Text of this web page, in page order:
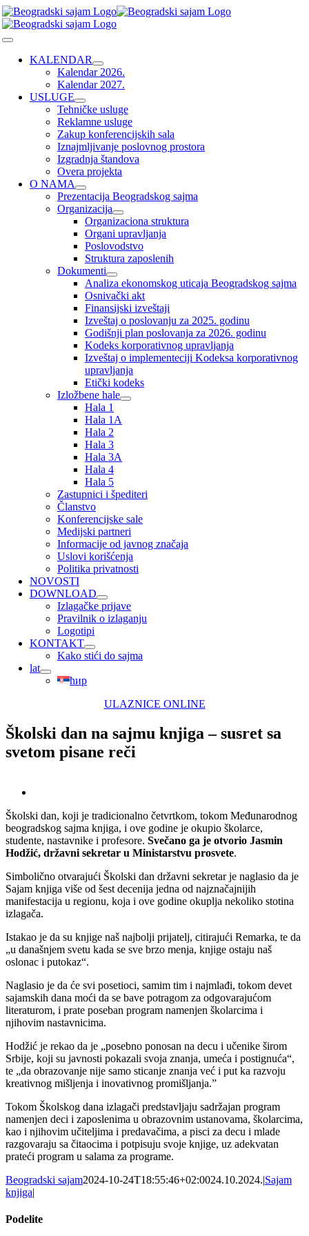
Skip
to
content
Toggle
NavigationKALENDAR
Kalendar 2026.
Kalendar 2027.
USLUGE
Tehničke usluge
Reklamne usluge
Zakup konferencijskih sala
Iznajmljivanje poslovnog prostora
Izgradnja štandova
Overa projekta
O NAMA
Prezentacija Beogradskog sajma
Organizacija
Organizaciona struktura
Organi upravljanja
Poslovodstvo
Struktura zaposlenih
Dokumenti
Analiza ekonomskog uticaja Beogradskog sajma
Osnivački akt
Finansijski izveštaji
Izveštaj o poslovanju za 2025. godinu
Godišnji plan poslovanja za 2026. godinu
Kodeks korporativnog upravljanja
Izveštaj o implementeciji Kodeksa korporativnog
upravljanja
Etički kodeks
Izložbene hale
Hala 1
Hala 1A
Hala 2
Hala 3
Hala 3A
Hala 4
Hala 5
Zastupnici i špediteri
Članstvo
Konferencijske sale
Medijski partneri
Informacije od javnog značaja
Uslovi korišćenja
Politika privatnosti
NOVOSTI
DOWNLOAD
Izlagačke prijave
Pravilnik o izlaganju
Logotipi
KONTAKT
Kako stići do sajma
lat
ћир
ULAZNICE ONLINE
Školski dan na sajmu knjiga – susret sa
svetom pisane reči
Image
Školski dan, koji je tradicionalno četvrtkom, tokom Međunarodnog
beogradskog sajma knjiga, i ove godine je okupio školarce,
studente, nastavnike i profesore. Svečano ga je otvorio Jasmin
Hodžić, državni sekretar u Ministarstvu prosvete.
Simbolično otvarajući Školski dan državni sekretar je naglasio da je
Sajam knjiga više od šest decenija jedna od najznačajnijih
manifestacija u regionu, koja i ove godine okuplja nekoliko stotina
izlagača.
Istakao je da su knjige naš najbolji prijatelj, citirajući Remarka, te da
„u današnjem svetu kada se sve brzo menja, knjige ostaju naš
oslonac i putokaz“.
Naglasio je da će svi posetioci, samim tim i najmlađi, tokom devet
sajamskih dana moći da se bave potragom za odgovarajućom
literaturom, i prate poseban program namenjen školarcima i
njihovim nastavnicima.
Hodžić je rekao da je „posebno ponosan na decu i učenike širom
Srbije, koji su javnosti pokazali svoja znanja, umeća i postignuća“,
te „da obrazovanje nije samo sticanje znanja već i put ka razvoju
kreativnog mišljenja i inovativnog promišljanja.”
Tokom Školskog dana izlagači predstavljaju sadržajan program
namenjen deci i zaposlenima u obrazovnim ustanovama, školarcima,
kao i njihovim učiteljima i predavačima, a pisci za decu i mlade
razgovaraju sa čitaocima i potpisuju svoje knjige, uz adekvatan
prateći program u salama za programe.
Beogradski sajam2024-10-24T18:55:46+02:0024.10.2024.|Sajam
knjiga|
Podelite